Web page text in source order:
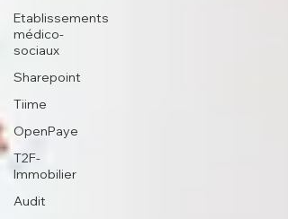
Etablissements
médico-
sociaux
Sharepoint
Tiime
OpenPaye
T2F-
Immobilier
Audit